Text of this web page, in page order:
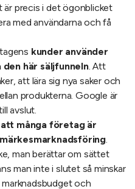
är precis i det ögonblicket
med användarna och få
kunder använder
här säljfunneln. Att
att lära sig nya saker och
produkterna. Google är
avslut.
många företag är
.
man berättar om sättet
man inte i slutet så minskar
och